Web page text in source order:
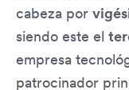
cabeza por
siendo este el
empresa
patrocinador